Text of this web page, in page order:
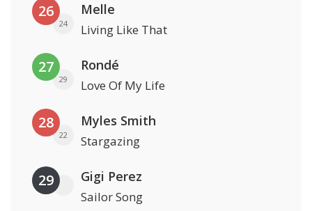
26
24
Melle
Living Like That
27
29
Rondé
Love Of My Life
28
22
Myles Smith
Stargazing
29 Gigi Perez
Sailor Song